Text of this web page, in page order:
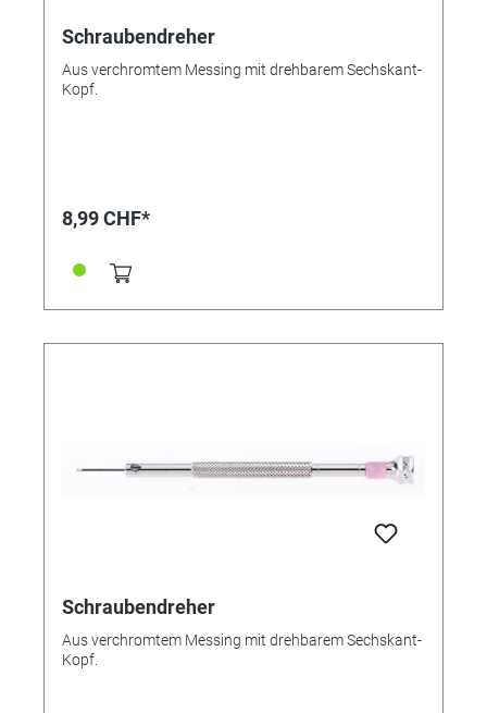
Schraubendreher
Aus verchromtem Messing mit drehbarem Sechskant-
Kopf.
8,99 CHF*
Schraubendreher
Aus verchromtem Messing mit drehbarem Sechskant-
Kopf.